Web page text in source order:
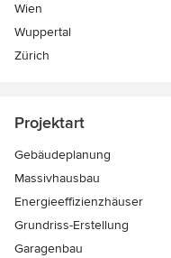
Wien
Wuppertal
Zürich
Projektart
Gebäudeplanung
Massivhausbau
Energieeffizienzhäuser
Grundriss-Erstellung
Garagenbau